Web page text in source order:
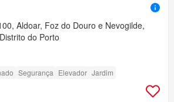
Aldoar, Foz do Douro e Nevogilde,
do Porto
Segurança Elevador Jardim